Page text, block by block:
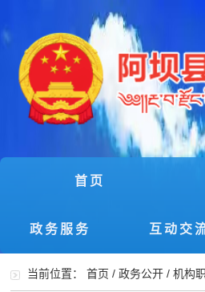
首页
政务服务 互动交
当前位置：首页 /政务公开 /机构